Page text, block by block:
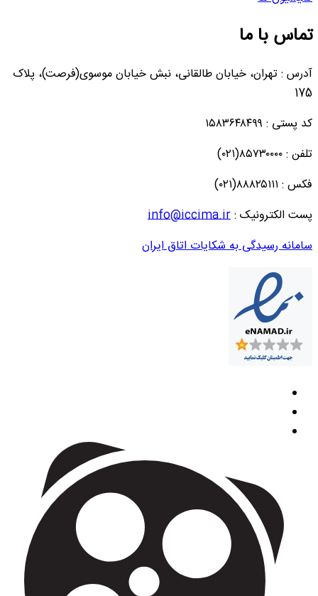
تماس با ما
آدرس : تهران، خیابان طالقانی، نبش خیابان موسوی(فرصت)، پلاک
175
کد پستی : ۱۵۸۳۶۴۸۴۹۹
تلفن : ۸۵۷۳۰۰۰۰(۰۲۱)
فکس : ۸۸۸۲۵۱۱۱(۰۲۱)
پست الکترونیک :info@iccima.ir
سامانه رسیدگی به شکایات اتاق ایران